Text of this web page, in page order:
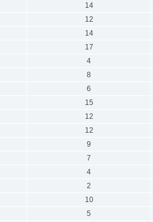
14
12
14
17
4
8
6
15
12
12
9
7
4
2
10
5